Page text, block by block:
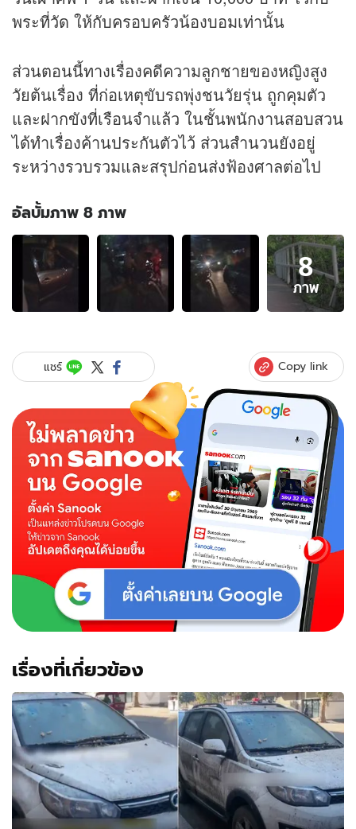
พระที่วัด ให้กับครอบครัวน้องบอมเท่านั้น
ส่วนตอนนี้ทางเรื่องคดีความลูกชายของหญิงสูง
วัยต้นเรื่อง ที่ก่อเหตุขับรถพุ่งชนวัยรุ่น ถูกคุมตัว
และฝากขังที่เรือนจำแล้ว ในชั้นพนักงานสอบสวน
ได้ทำเรื่องค้านประกันตัวไว้ ส่วนสำนวนยังอยู่
ระหว่างรวบรวมและสรุปก่อนส่งฟ้องศาลต่อไป
อัลบั้มภาพ 8 ภาพ
อัลบั้ม
ภาพ
ของ
รถ
ขวาง
ปลาย
ขับ
ชน
ตาย
ลั่น!
รวย
ติด
คุก
8
ภาพ
แชร์ Copy link
เรื่องที่เกี่ยวข้อง